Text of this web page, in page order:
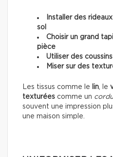
Installer des
sol
Choisir un grand
pièce
Utiliser des
Miser sur des
Les tissus comme le lin, le
texturées comme un
souvent une impression
une maison simple.